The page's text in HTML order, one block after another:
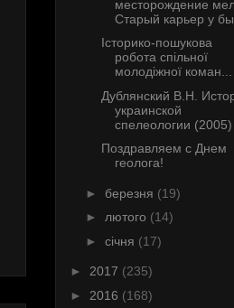
месторождение
Старый карьер у
Історико-пошукова
робота спільної
молодіжної коман...
Дублянский В.Н.
украинской
спелеологии (2005)
Поздравляем с Днем
геолога!
► березня (19)
► лютого (14)
► січня (17)
► 2017 (235)
► 2016 (168)